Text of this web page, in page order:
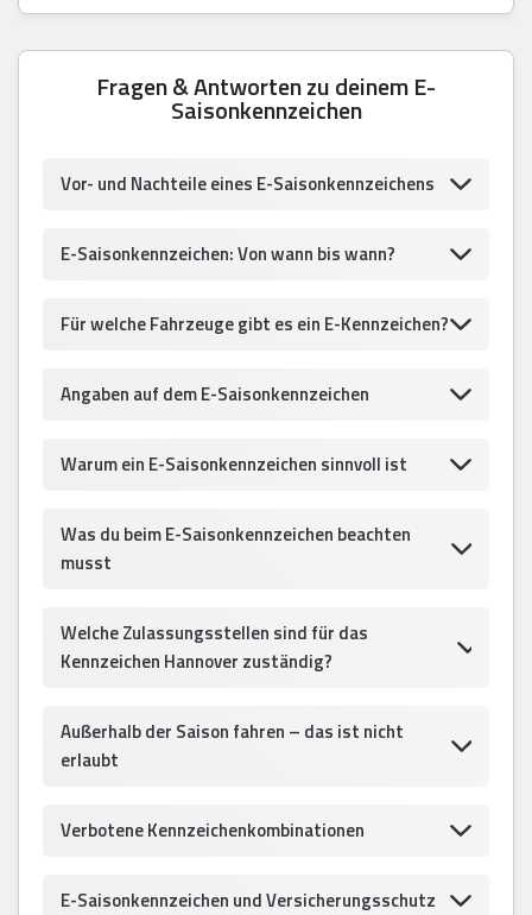
Fragen & Antworten zu deinem E-
Saisonkennzeichen
Vor- und Nachteile eines E-Saisonkennzeichens
E-Saisonkennzeichen: Von wann bis wann?
Für welche Fahrzeuge gibt es ein E-Kennzeichen?
Angaben auf dem E-Saisonkennzeichen
Warum ein E-Saisonkennzeichen sinnvoll ist
Was du beim E-Saisonkennzeichen beachten
musst
Welche Zulassungsstellen sind für das
Kennzeichen Hannover zuständig?
Außerhalb der Saison fahren – das ist nicht
erlaubt
Verbotene Kennzeichenkombinationen
E-Saisonkennzeichen und Versicherungsschutz